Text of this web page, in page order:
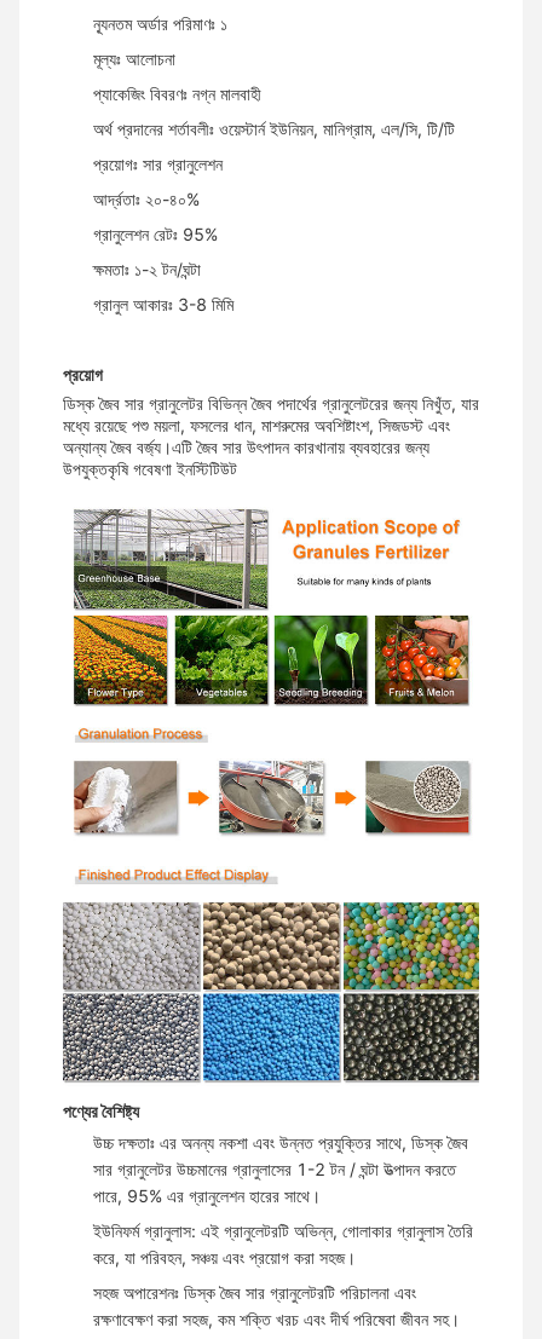
ন্যূনতম অর্ডার পরিমাণঃ ১
মূল্যঃ আলোচনা
প্যাকেজিং বিবরণঃ নগ্ন মালবাহী
অর্থ প্রদানের শর্তাবলীঃ ওয়েস্টার্ন ইউনিয়ন, মানিগ্রাম, এল/সি, টি/টি
প্রয়োগঃ সার গ্রানুলেশন
আর্দ্রতাঃ ২০-৪০%
গ্রানুলেশন রেটঃ 95%
ক্ষমতাঃ ১-২ টন/ঘন্টা
গ্রানুল আকারঃ 3-8 মিমি
প্রয়োগ
ডিস্ক জৈব সার গ্রানুলেটর বিভিন্ন জৈব পদার্থের গ্রানুলেটরের জন্য নিখুঁত, যার
মধ্যে রয়েছে পশু ময়লা, ফসলের ধান, মাশরুমের অবশিষ্টাংশ, সিজডস্ট এবং
অন্যান্য জৈব বর্জ্য।এটি জৈব সার উৎপাদন কারখানায় ব্যবহারের জন্য
উপযুক্তকৃষি গবেষণা ইনস্টিটিউট
পণ্যের বৈশিষ্ট্য
উচ্চ দক্ষতাঃ এর অনন্য নকশা এবং উন্নত প্রযুক্তির সাথে, ডিস্ক জৈব
সার গ্রানুলেটর উচ্চমানের গ্রানুলাসের 1-2 টন / ঘন্টা উত্পাদন করতে
পারে, 95% এর গ্রানুলেশন হারের সাথে।
ইউনিফর্ম গ্রানুলাস: এই গ্রানুলেটরটি অভিন্ন, গোলাকার গ্রানুলাস তৈরি
করে, যা পরিবহন, সঞ্চয় এবং প্রয়োগ করা সহজ।
সহজ অপারেশনঃ ডিস্ক জৈব সার গ্রানুলেটরটি পরিচালনা এবং
রক্ষণাবেক্ষণ করা সহজ, কম শক্তি খরচ এবং দীর্ঘ পরিষেবা জীবন সহ।